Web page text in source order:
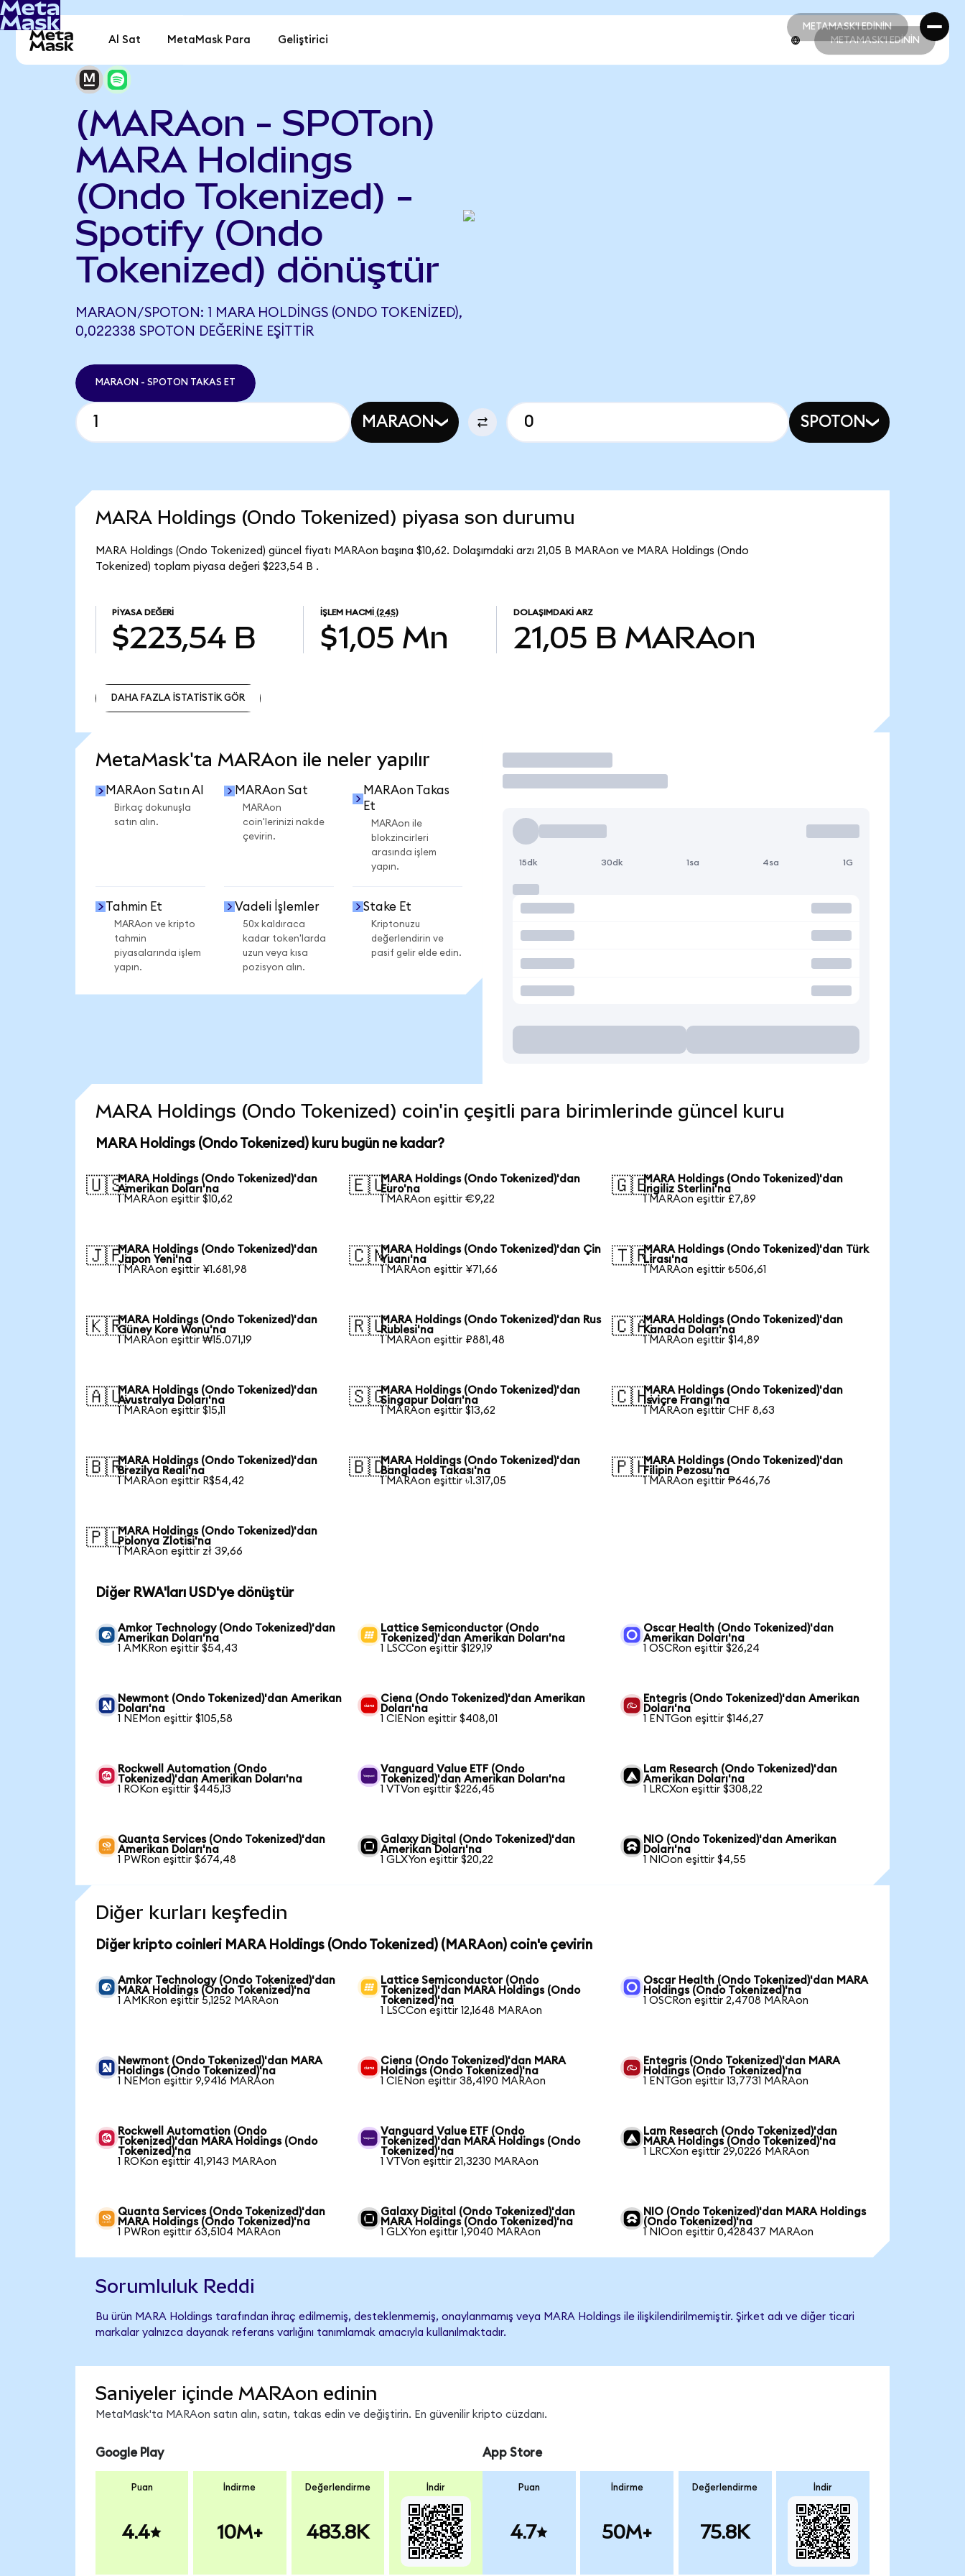
METAMASK'I EDİNİN
METAMASK'I EDİNİN
Al Sat MetaMask Para Geliştirici METAMASK'I EDİNİN
(MARAon - SPOTon)
MARA Holdings
(Ondo Tokenized) -
Spotify (Ondo
Tokenized) dönüştür
MARAON/SPOTON: 1 MARA HOLDINGS (ONDO TOKENIZED),
0,022338 SPOTON DEĞERINE EŞITTIR
MARAON - SPOTON TAKAS ET
MARAON SPOTON
MARA Holdings (Ondo Tokenized) piyasa son durumu
MARA Holdings (Ondo Tokenized) güncel fiyatı MARAon başına $10,62. Dolaşımdaki arzı 21,05 B MARAon ve MARA Holdings (Ondo
Tokenized) toplam piyasa değeri $223,54 B .
PIYASA DEĞERI
$223,54 B
İŞLEM HACMI (24S)
$1,05 Mn
DOLAŞIMDAKI ARZ
21,05 B MARAon
DAHA FAZLA İSTATİSTİK GÖR
MetaMask'ta MARAon ile neler yapılır
MARAon Satın Al
Birkaç dokunuşla
satın alın.
MARAon Sat
MARAon
coin'lerinizi nakde
çevirin.
MARAon Takas
Et
MARAon ile
blokzincirleri
arasında işlem
yapın.
Tahmin Et
MARAon ve kripto
tahmin
piyasalarında işlem
yapın.
Vadeli İşlemler
50x kaldıraca
kadar token'larda
uzun veya kısa
pozisyon alın.
Stake Et
Kriptonuzu
değerlendirin ve
pasif gelir elde edin.
İşlem Yap
15dk 30dk 1sa 4sa 1G
MARA Holdings (Ondo Tokenized) coin'in çeşitli para birimlerinde güncel kuru
MARA Holdings (Ondo Tokenized) kuru bugün ne kadar?
🇺🇸MARA Holdings (Ondo Tokenized)'dan
Amerikan Doları'na
1 MARAon eşittir $10,62
🇪🇺MARA Holdings (Ondo Tokenized)'dan
Euro'na
1 MARAon eşittir €9,22
🇬🇧MARA Holdings (Ondo Tokenized)'dan
İngiliz Sterlini'na
1 MARAon eşittir £7,89
🇯🇵MARA Holdings (Ondo Tokenized)'dan
Japon Yeni'na
1 MARAon eşittir ¥1.681,98
🇨🇳MARA Holdings (Ondo Tokenized)'dan Çin
Yuanı'na
1 MARAon eşittir ¥71,66
🇹🇷MARA Holdings (Ondo Tokenized)'dan Türk
Lirası'na
1 MARAon eşittir ₺506,61
🇰🇷MARA Holdings (Ondo Tokenized)'dan
Güney Kore Wonu'na
1 MARAon eşittir ₩15.071,19
🇷🇺MARA Holdings (Ondo Tokenized)'dan Rus
Rublesi'na
1 MARAon eşittir ₽881,48
🇨🇦MARA Holdings (Ondo Tokenized)'dan
Kanada Doları'na
1 MARAon eşittir $14,89
🇦🇺MARA Holdings (Ondo Tokenized)'dan
Avustralya Doları'na
1 MARAon eşittir $15,11
🇸🇬MARA Holdings (Ondo Tokenized)'dan
Singapur Doları'na
1 MARAon eşittir $13,62
🇨🇭MARA Holdings (Ondo Tokenized)'dan
İsviçre Frangı'na
1 MARAon eşittir CHF 8,63
🇧🇷MARA Holdings (Ondo Tokenized)'dan
Brezilya Reali'na
1 MARAon eşittir R$54,42
🇧🇩MARA Holdings (Ondo Tokenized)'dan
Bangladeş Takası'na
1 MARAon eşittir ৳1.317,05
🇵🇭MARA Holdings (Ondo Tokenized)'dan
Filipin Pezosu'na
1 MARAon eşittir ₱646,76
🇵🇱MARA Holdings (Ondo Tokenized)'dan
Polonya Zlotisi'na
1 MARAon eşittir zł 39,66
Diğer RWA'ları USD'ye dönüştür
Amkor Technology (Ondo Tokenized)'dan
Amerikan Doları'na
1 AMKRon eşittir $54,43
Lattice Semiconductor (Ondo
Tokenized)'dan Amerikan Doları'na
1 LSCCon eşittir $129,19
Oscar Health (Ondo Tokenized)'dan
Amerikan Doları'na
1 OSCRon eşittir $26,24
Newmont (Ondo Tokenized)'dan Amerikan
Doları'na
1 NEMon eşittir $105,58
Ciena (Ondo Tokenized)'dan Amerikan
Doları'na
1 CIENon eşittir $408,01
Entegris (Ondo Tokenized)'dan Amerikan
Doları'na
1 ENTGon eşittir $146,27
Rockwell Automation (Ondo
Tokenized)'dan Amerikan Doları'na
1 ROKon eşittir $445,13
Vanguard Value ETF (Ondo
Tokenized)'dan Amerikan Doları'na
1 VTVon eşittir $226,45
Lam Research (Ondo Tokenized)'dan
Amerikan Doları'na
1 LRCXon eşittir $308,22
Quanta Services (Ondo Tokenized)'dan
Amerikan Doları'na
1 PWRon eşittir $674,48
Galaxy Digital (Ondo Tokenized)'dan
Amerikan Doları'na
1 GLXYon eşittir $20,22
NIO (Ondo Tokenized)'dan Amerikan
Doları'na
1 NIOon eşittir $4,55
Diğer kurları keşfedin
Diğer kripto coinleri MARA Holdings (Ondo Tokenized) (MARAon) coin'e çevirin
Amkor Technology (Ondo Tokenized)'dan
MARA Holdings (Ondo Tokenized)'na
1 AMKRon eşittir 5,1252 MARAon
Lattice Semiconductor (Ondo
Tokenized)'dan MARA Holdings (Ondo
Tokenized)'na
1 LSCCon eşittir 12,1648 MARAon
Oscar Health (Ondo Tokenized)'dan MARA
Holdings (Ondo Tokenized)'na
1 OSCRon eşittir 2,4708 MARAon
Newmont (Ondo Tokenized)'dan MARA
Holdings (Ondo Tokenized)'na
1 NEMon eşittir 9,9416 MARAon
Ciena (Ondo Tokenized)'dan MARA
Holdings (Ondo Tokenized)'na
1 CIENon eşittir 38,4190 MARAon
Entegris (Ondo Tokenized)'dan MARA
Holdings (Ondo Tokenized)'na
1 ENTGon eşittir 13,7731 MARAon
Rockwell Automation (Ondo
Tokenized)'dan MARA Holdings (Ondo
Tokenized)'na
1 ROKon eşittir 41,9143 MARAon
Vanguard Value ETF (Ondo
Tokenized)'dan MARA Holdings (Ondo
Tokenized)'na
1 VTVon eşittir 21,3230 MARAon
Lam Research (Ondo Tokenized)'dan
MARA Holdings (Ondo Tokenized)'na
1 LRCXon eşittir 29,0226 MARAon
Quanta Services (Ondo Tokenized)'dan
MARA Holdings (Ondo Tokenized)'na
1 PWRon eşittir 63,5104 MARAon
Galaxy Digital (Ondo Tokenized)'dan
MARA Holdings (Ondo Tokenized)'na
1 GLXYon eşittir 1,9040 MARAon
NIO (Ondo Tokenized)'dan MARA Holdings
(Ondo Tokenized)'na
1 NIOon eşittir 0,428437 MARAon
Sorumluluk Reddi
Bu ürün MARA Holdings tarafından ihraç edilmemiş, desteklenmemiş, onaylanmamış veya MARA Holdings ile ilişkilendirilmemiştir. Şirket adı ve diğer ticari
markalar yalnızca dayanak referans varlığını tanımlamak amacıyla kullanılmaktadır.
Saniyeler içinde MARAon edinin
MetaMask'ta MARAon satın alın, satın, takas edin ve değiştirin. En güvenilir kripto cüzdanı.
Google Play
Puan
4.4
İndirme
10M+
Değerlendirme
483.8K
İndir
App Store
Puan
4.7
İndirme
50M+
Değerlendirme
75.8K
İndir